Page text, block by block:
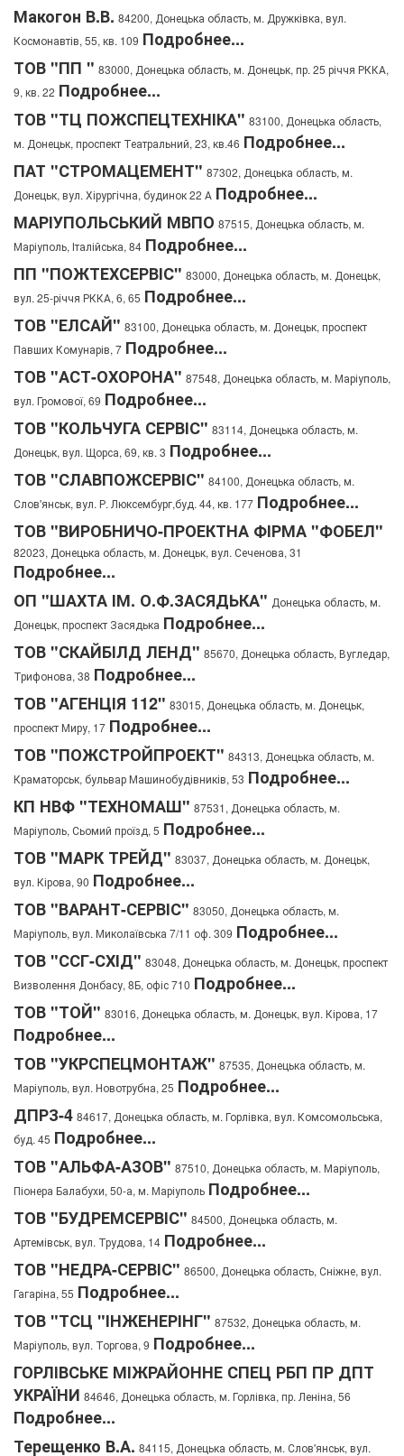
Макогон В.В. 84200, Донецька область, м. Дружківка, вул.
Космонавтів, 55, кв. 109 Подробнее...
ТОВ "ПП " 83000, Донецька область, м. Донецьк, пр. 25 річчя РККА,
9, кв. 22 Подробнее...
ТОВ "ТЦ ПОЖСПЕЦТЕХНІКА" 83100, Донецька область,
м. Донецьк, проспект Театральний, 23, кв.46 Подробнее...
ПАТ "СТРОМАЦЕМЕНТ" 87302, Донецька область, м.
Донецьк, вул. Хірургічна, будинок 22 А Подробнее...
МАРІУПОЛЬСЬКИЙ МВПО 87515, Донецька область, м.
Маріуполь, Італійська, 84 Подробнее...
ПП "ПОЖТЕХСЕРВІС" 83000, Донецька область, м. Донецьк,
вул. 25-річчя РККА, 6, 65 Подробнее...
ТОВ "ЕЛСАЙ" 83100, Донецька область, м. Донецьк, проспект
Павших Комунарів, 7 Подробнее...
ТОВ "АСТ-ОХОРОНА" 87548, Донецька область, м. Маріуполь,
вул. Громової, 69 Подробнее...
ТОВ "КОЛЬЧУГА СЕРВІС" 83114, Донецька область, м.
Донецьк, вул. Щорса, 69, кв. 3 Подробнее...
ТОВ "СЛАВПОЖСЕРВІС" 84100, Донецька область, м.
Слов'янськ, вул. Р. Люксембург,буд. 44, кв. 177 Подробнее...
ТОВ "ВИРОБНИЧО-ПРОЕКТНА ФІРМА "ФОБЕЛ"
82023, Донецька область, м. Донецьк, вул. Сеченова, 31
Подробнее...
ОП "ШАХТА ІМ. О.Ф.ЗАСЯДЬКА" Донецька область, м.
Донецьк, проспект Засядька Подробнее...
ТОВ "СКАЙБІЛД ЛЕНД" 85670, Донецька область, Вугледар,
Трифонова, 38 Подробнее...
ТОВ "АГЕНЦІЯ 112" 83015, Донецька область, м. Донецьк,
проспект Миру, 17 Подробнее...
ТОВ "ПОЖСТРОЙПРОЕКТ" 84313, Донецька область, м.
Краматорськ, бульвар Машинобудівників, 53 Подробнее...
КП НВФ "ТЕХНОМАШ" 87531, Донецька область, м.
Маріуполь, Сьомий проїзд, 5 Подробнее...
ТОВ "МАРК ТРЕЙД" 83037, Донецька область, м. Донецьк,
вул. Кірова, 90 Подробнее...
ТОВ "ВАРАНТ-СЕРВІС" 83050, Донецька область, м.
Маріуполь, вул. Миколаївська 7/11 оф. 309 Подробнее...
ТОВ "ССГ-СХІД" 83048, Донецька область, м. Донецьк, проспект
Визволення Донбасу, 8Б, офіс 710 Подробнее...
ТОВ "ТОЙ" 83016, Донецька область, м. Донецьк, вул. Кірова, 17
Подробнее...
ТОВ "УКРСПЕЦМОНТАЖ" 87535, Донецька область, м.
Маріуполь, вул. Новотрубна, 25 Подробнее...
ДПРЗ-4 84617, Донецька область, м. Горлівка, вул. Комсомольська,
буд. 45 Подробнее...
ТОВ "АЛЬФА-АЗОВ" 87510, Донецька область, м. Маріуполь,
Піонера Балабухи, 50-а, м. Маріуполь Подробнее...
ТОВ "БУДРЕМСЕРВІС" 84500, Донецька область, м.
Артемівськ, вул. Трудова, 14 Подробнее...
ТОВ "НЕДРА-СЕРВІС" 86500, Донецька область, Сніжне, вул.
Гагаріна, 55 Подробнее...
ТОВ "ТСЦ "ІНЖЕНЕРІНГ" 87532, Донецька область, м.
Маріуполь, вул. Торгова, 9 Подробнее...
ГОРЛІВСЬКЕ МІЖРАЙОННЕ СПЕЦ РБП ПР ДПТ
УКРАЇНИ 84646, Донецька область, м. Горлівка, пр. Леніна, 56
Подробнее...
Терещенко В.А. 84115, Донецька область, м. Слов'янськ, вул.